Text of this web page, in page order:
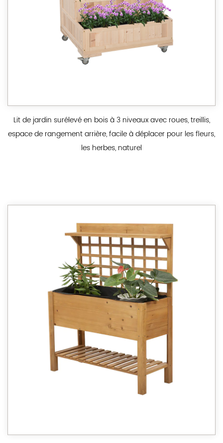
Lit de jardin surélevé en bois à 3 niveaux avec roues, treillis,
espace de rangement arrière, facile à déplacer pour les fleurs,
les herbes, naturel